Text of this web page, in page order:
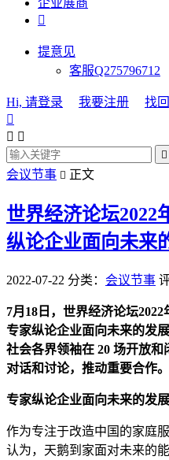
企业展商

提意见
客服Q275796712
Hi, 请登录 我要注册
找

 

会议节事  正文
世界经济论坛2022
纵论企业面向未来
2022-07-22 分类： 会议节事
7月18日，世界经济论坛
专家纵论企业面向未来的发
社会各界领袖在 20 场开放和
对话和讨论，推动重要合作。
专家纵论企业面向未来的发
作为专注于改造中国的家庭
认为，天鹅到家面对未来的